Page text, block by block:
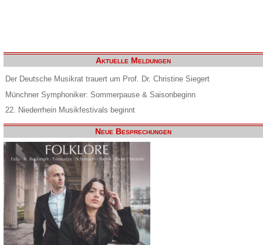
Aktuelle Meldungen
Der Deutsche Musikrat trauert um Prof. Dr. Christine Siegert
Münchner Symphoniker: Sommerpause & Saisonbeginn
22. Niederrhein Musikfestivals beginnt
Neue Besprechungen